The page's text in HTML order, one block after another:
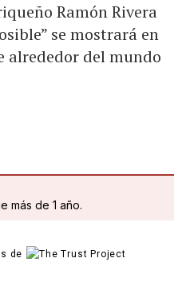
Ramón Rivera
se mostrará en
alrededor del mundo
más de 1 año.
de